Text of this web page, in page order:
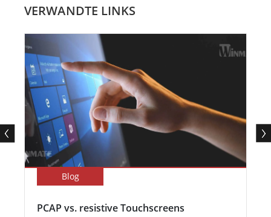
VERWANDTE LINKS
Blog
PCAP vs. resistive Touchscreens